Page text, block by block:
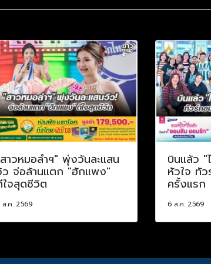
าวหมอลำฯ" พุ่งวันละแสน
ว จ่อล้านแตก "ฮักแพง"
จสุดชีวิต
ส.ค. 2569
บินแล้ว "
หัวใจ ทั
ครั้งแรก
6 ส.ค. 2569